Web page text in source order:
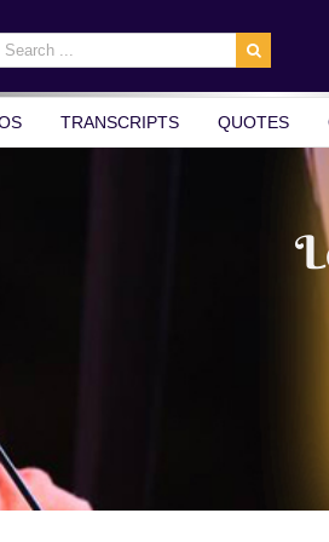
TRANSCRIPTS QUOTES